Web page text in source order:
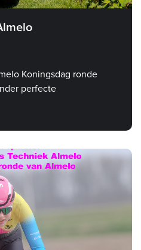
Koningsdag ronde
perfecte